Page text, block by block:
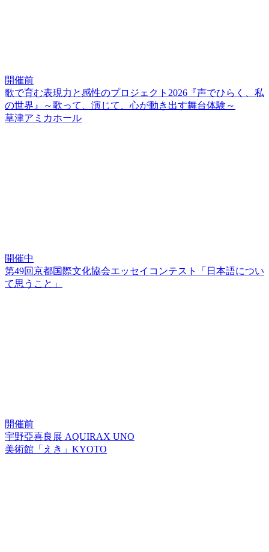
開催前
歌で育む表現力と感性のプロジェクト2026『声でひらく、私
の世界』～歌って、演じて、心が動き出す舞台体験～
草津アミカホール
開催中
第49回京都国際文化協会エッセイコンテスト「日本語につい
て思うこと」
開催前
宇野亞喜良展 AQUIRAX UNO
美術館「えき」KYOTO